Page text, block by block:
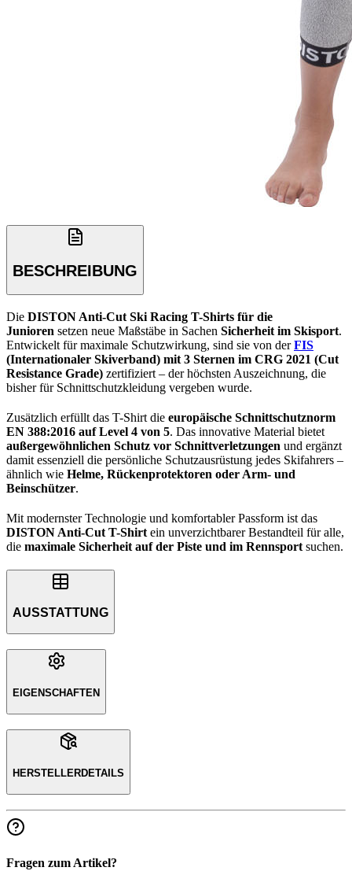
BESCHREIBUNG
Die DISTON Anti-Cut Ski Racing T-Shirts für die
Junioren setzen neue Maßstäbe in Sachen Sicherheit im Skisport.
Entwickelt für maximale Schutzwirkung, sind sie von derFIS
(Internationaler Skiverband) mit 3 Sternen im CRG 2021 (Cut
Resistance Grade) zertifiziert – der höchsten Auszeichnung, die
bisher für Schnittschutzkleidung vergeben wurde.
Zusätzlich erfüllt das T-Shirt die europäische Schnittschutznorm
EN 388:2016 auf Level 4 von 5. Das innovative Material bietet
außergewöhnlichen Schutz vor Schnittverletzungen und ergänzt
damit essenziell die persönliche Schutzausrüstung jedes Skifahrers –
ähnlich wie Helme, Rückenprotektoren oder Arm- und
Beinschützer.
Mit modernster Technologie und komfortabler Passform ist das
DISTON Anti-Cut T-Shirt ein unverzichtbarer Bestandteil für alle,
die maximale Sicherheit auf der Piste und im Rennsport suchen.
AUSSTATTUNG
EIGENSCHAFTEN
HERSTELLERDETAILS
Fragen zum Artikel?